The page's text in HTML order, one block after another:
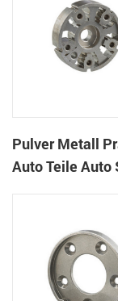
Pulver Metall
Auto Teile Auto